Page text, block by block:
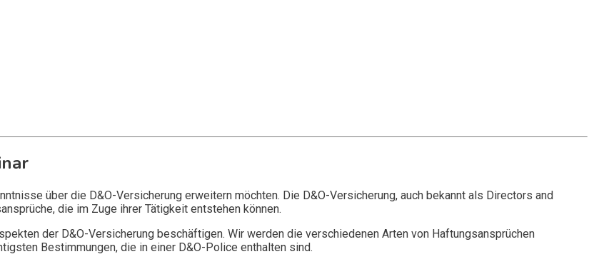
über die D&O-Versicherung erweitern möchten. Die D&O-Versicherung, auch bekannt als Directors and
die im Zuge ihrer Tätigkeit entstehen können.
der D&O-Versicherung beschäftigen. Wir werden die verschiedenen Arten von Haftungsansprüchen
Bestimmungen, die in einer D&O-Police enthalten sind.